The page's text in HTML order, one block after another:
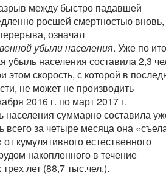
между быстро падавшей
росшей смертностью вновь,
означал
убыли населения. Уже по
убыль населения составила 2,3
этом скорость, с которой в
не может не производить
2016 г. по март 2017 г.
населения суммарно составила
всего за четыре месяца она
кумулятивного естественного
накопленного в течение
лет (88,7 тыс.чел.).